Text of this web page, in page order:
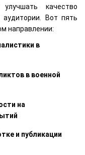
качество
Вот пять
направлении:
в
в военной
на
и публикации